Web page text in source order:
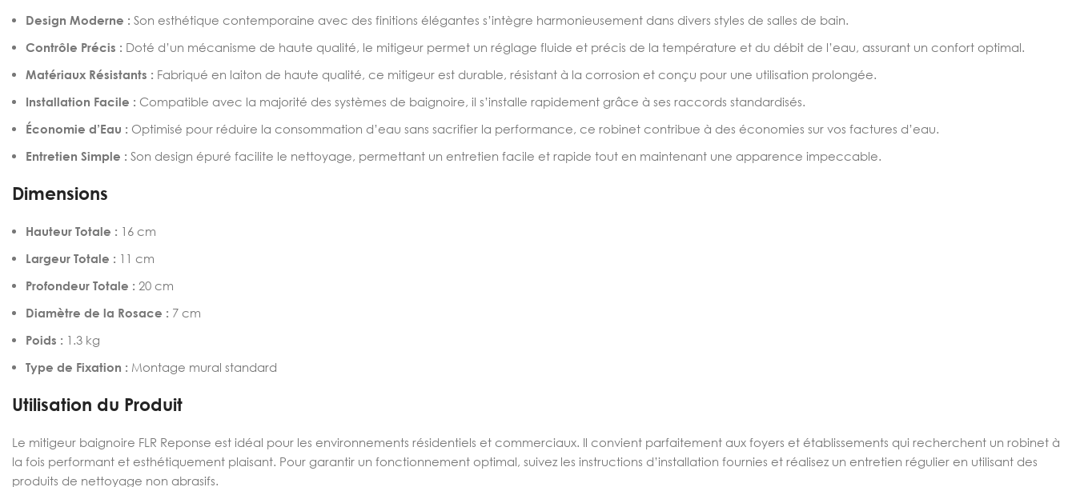
Design Moderne : Son esthétique contemporaine avec des finitions élégantes s’intègre harmonieusement dans divers styles de salles de bain.
Contrôle Précis : Doté d’un mécanisme de haute qualité, le mitigeur permet un réglage fluide et précis de la température et du débit de l’eau, assurant un confort optimal.
Matériaux Résistants : Fabriqué en laiton de haute qualité, ce mitigeur est durable, résistant à la corrosion et conçu pour une utilisation prolongée.
Installation Facile : Compatible avec la majorité des systèmes de baignoire, il s’installe rapidement grâce à ses raccords standardisés.
Économie d’Eau : Optimisé pour réduire la consommation d’eau sans sacrifier la performance, ce robinet contribue à des économies sur vos factures d’eau.
Entretien Simple : Son design épuré facilite le nettoyage, permettant un entretien facile et rapide tout en maintenant une apparence impeccable.
Dimensions
Hauteur Totale : 16 cm
Largeur Totale : 11 cm
Profondeur Totale : 20 cm
Diamètre de la Rosace : 7 cm
Poids : 1.3 kg
Type de Fixation : Montage mural standard
Utilisation du Produit
Le mitigeur baignoire FLR Reponse est idéal pour les environnements résidentiels et commerciaux. Il convient parfaitement aux foyers et établissements qui recherchent un robinet à
la fois performant et esthétiquement plaisant. Pour garantir un fonctionnement optimal, suivez les instructions d’installation fournies et réalisez un entretien régulier en utilisant des
produits de nettoyage non abrasifs.